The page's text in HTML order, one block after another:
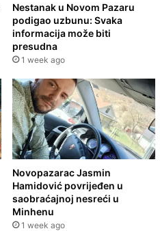
Nestanak u Novom Pazaru
podigao uzbunu: Svaka
informacija može biti
presudna
1 week ago
Novopazarac Jasmin
Hamidović povrijeđen u
saobraćajnoj nesreći u
Minhenu
1 week ago